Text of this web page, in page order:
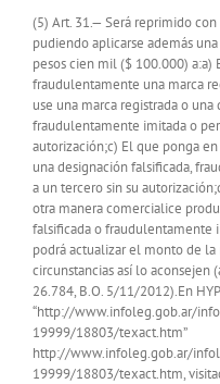
(5) Art. 31.— Será reprimido
pudiendo aplicarse además
pesos cien mil ($ 100.000)
fraudulentamente una marca
use una marca registrada o
fraudulentamente imitada o
autorización;c) El que ponga
una designación falsificada,
a un tercero sin su
otra manera comercialice
falsificada o fraudulentamente
podrá actualizar el monto de
circunstancias así lo aconsejen
26.784, B.O. 5/11/2012).En
“http://www.infoleg.gob.ar/
19999/18803/texact.htm”
http://www.infoleg.gob.ar/
19999/18803/texact.htm,